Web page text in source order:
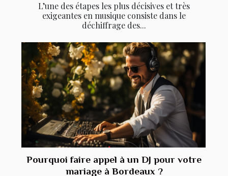
L’une des étapes les plus décisives et très
exigeantes en musique consiste dans le
déchiffrage des...
Pourquoi faire appel à un DJ pour votre
mariage à Bordeaux ?